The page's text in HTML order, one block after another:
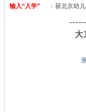
输入“入学” ：获北京幼
大